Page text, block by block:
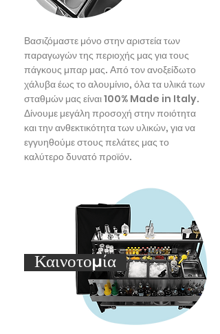
Βασιζόμαστε μόνο στην αριστεία των
παραγωγών της περιοχής μας για τους
πάγκους μπαρ μας. Από τον ανοξείδωτο
χάλυβα έως το αλουμίνιο, όλα τα υλικά των
σταθμών μας είναι 100% Made in Italy.
Δίνουμε μεγάλη προσοχή στην ποιότητα
και την ανθεκτικότητα των υλικών, για να
εγγυηθούμε στους πελάτες μας το
καλύτερο δυνατό προϊόν.
Καινοτομία